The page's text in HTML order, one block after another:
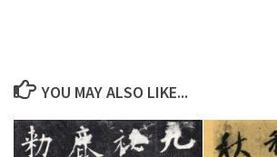
YOU MAY ALSO LIKE...